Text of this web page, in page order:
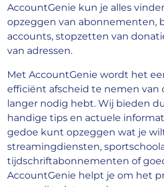
AccountGenie kun je alles
opzeggen van abonnementen,
accounts, stopzetten van
van adressen.
Met AccountGenie wordt het
efficiënt afscheid te nemen van
langer nodig hebt. Wij bieden
handige tips en actuele
gedoe kunt opzeggen wat je
streamingdiensten,
tijdschriftabonnementen of
AccountGenie helpt je om het